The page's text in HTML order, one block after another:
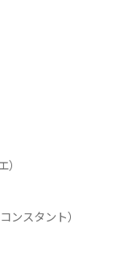
）
ンスタント）